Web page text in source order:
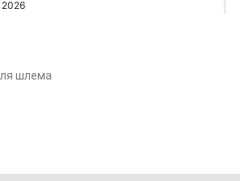
шлема